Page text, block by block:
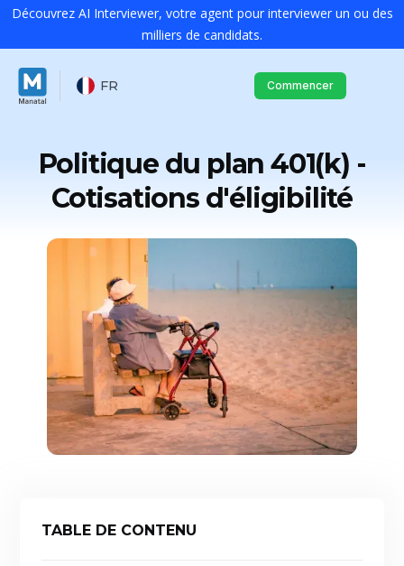
Découvrez AI Interviewer, votre agent pour interviewer un ou des
milliers de candidats.
FR Commencer
Politique du plan 401(k) -
Cotisations d'éligibilité
TABLE DE CONTENU